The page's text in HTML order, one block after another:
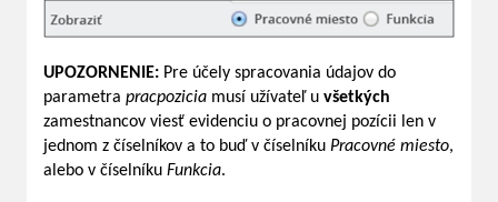
UPOZORNENIE: Pre účely spracovania údajov do
parametra pracpozicia musí užívateľ u všetkých
zamestnancov viesť evidenciu o pracovnej pozícii len v
jednom z číselníkov a to buď v číselníku Pracovné miesto,
alebo v číselníku Funkcia.